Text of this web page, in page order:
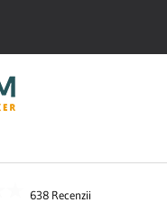
638 Recenzii